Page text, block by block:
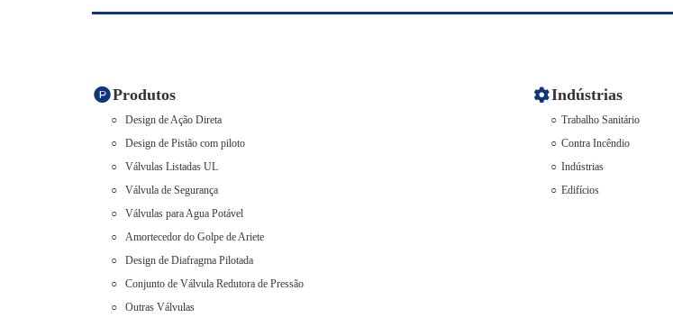
Produtos
Design de Ação Direta
Design de Pistão com piloto
Válvulas Listadas UL
Válvula de Segurança
Válvulas para Agua Potável
Amortecedor do Golpe de Ariete
Design de Diafragma Pilotada
Conjunto de Válvula Redutora de Pressão
Outras Válvulas
Indústrias
Trabalho Sanitário
Contra Incêndio
Indústrias
Edifícios